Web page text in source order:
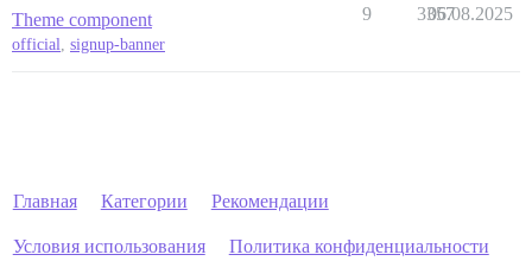
Theme component
official, signup-banner
9 3357
06.08.2025
Главная Категории Рекомендации
Условия использования Политика конфиденциальности